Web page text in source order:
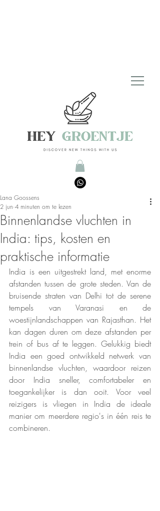
Binnenlandse vluchten in
India: tips, kosten en
praktische informatie
Lana Goossens
2 jun 4 minuten om te lezen
India is een uitgestrekt land, met enorme
afstanden tussen de grote steden. Van de
bruisende straten van Delhi tot de serene
tempels van Varanasi en de
woestijnlandschappen van Rajasthan. Het
kan dagen duren om deze afstanden per
trein of bus af te leggen. Gelukkig biedt
India een goed ontwikkeld netwerk van
binnenlandse vluchten, waardoor reizen
door India sneller, comfortabeler en
toegankelijker is dan ooit. Voor veel
reizigers is vliegen in India de ideale
manier om meerdere regio's in één reis te
combineren.